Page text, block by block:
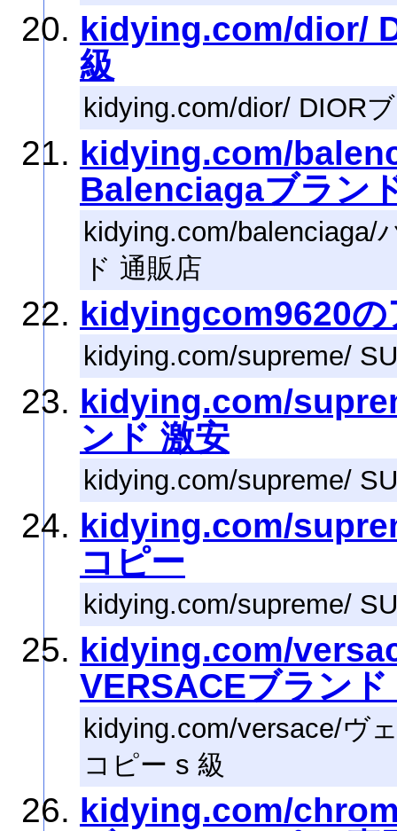
kidying.com/dior/
級
kidying.com/dior/ DIOR
kidying.com/
Balenciagaブラン
kidying.com/balenciaga/
ド 通販店
kidyingcom9620の
kidying.com/supreme/
kidying.com/
ンド 激安
kidying.com/supreme/
kidying.com/
コピー
kidying.com/supreme/
kidying.com/
VERSACEブラン
kidying.com/versace/ヴ
コピー s 級
kidying.com/